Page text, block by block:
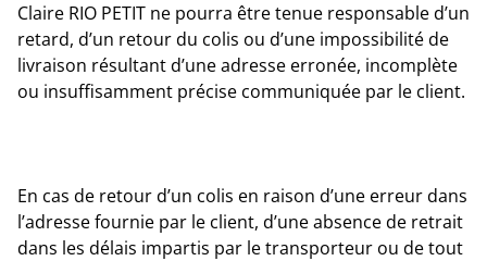
Claire RIO PETIT ne pourra être tenue responsable d’un
retard, d’un retour du colis ou d’une impossibilité de
livraison résultant d’une adresse erronée, incomplète
ou insuffisamment précise communiquée par le client.
En cas de retour d’un colis en raison d’une erreur dans
l’adresse fournie par le client, d’une absence de retrait
dans les délais impartis par le transporteur ou de tout